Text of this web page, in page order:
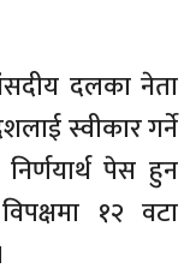
दलका नेता
स्वीकार गर्ने
पेस हुन
१२ वटा